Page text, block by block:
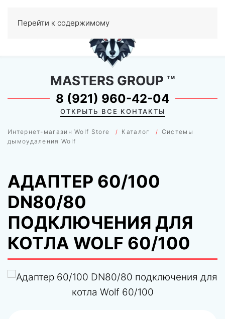
Перейти к содержимому
0
Интернет-магазин Wolf Store Каталог
Системы
дымоудаления Wolf
MASTERS GROUP ™
8 (921) 960-42-04
ОТКРЫТЬ ВСЕ КОНТАКТЫ
АДАПТЕР 60/100
DN80/80
ПОДКЛЮЧЕНИЯ ДЛЯ
КОТЛА WOLF 60/100